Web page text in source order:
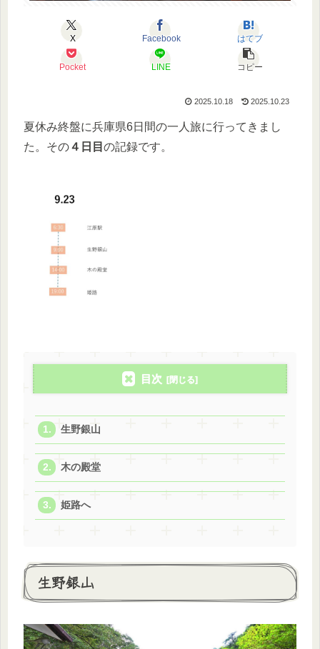
X Facebook はてブ
Pocket LINE コピー
2025.10.18 2025.10.23
夏休み終盤に兵庫県6日間の一人旅に行ってきまし
た。その４日目 の記録です。
目次
生野銀山
木の殿堂
姫路へ
生野銀山